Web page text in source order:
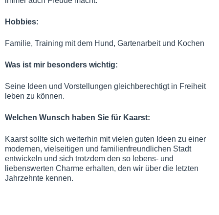
Hobbies:
Familie, Training mit dem Hund, Gartenarbeit und Kochen
Was ist mir besonders wichtig:
Seine Ideen und Vorstellungen gleichberechtigt in Freiheit
leben zu können.
Welchen Wunsch haben Sie für Kaarst:
Kaarst sollte sich weiterhin mit vielen guten Ideen zu einer
modernen, vielseitigen und familienfreundlichen Stadt
entwickeln und sich trotzdem den so lebens- und
liebenswerten Charme erhalten, den wir über die letzten
Jahrzehnte kennen.